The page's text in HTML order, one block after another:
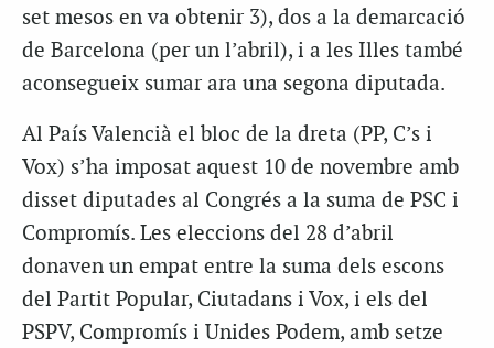
set mesos en va obtenir 3), dos a la demarcació
de Barcelona (per un l’abril), i a les Illes també
aconsegueix sumar ara una segona diputada.
Al País Valencià el bloc de la dreta (PP, C’s i
Vox) s’ha imposat aquest 10 de novembre amb
disset diputades al Congrés a la suma de PSC i
Compromís. Les eleccions del 28 d’abril
donaven un empat entre la suma dels escons
del Partit Popular, Ciutadans i Vox, i els del
PSPV, Compromís i Unides Podem, amb setze